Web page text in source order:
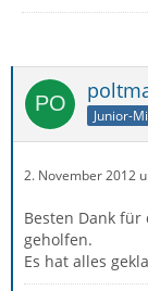
Junior-
2. November 2012
Besten Dank
geholfen.
Es hat alles